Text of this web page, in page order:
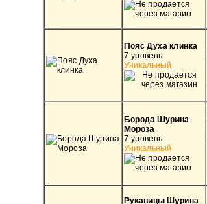
Пояс Духа клинка
7 уровень
Уникальный
Борода Шурина
Мороза
7 уровень
Уникальный
Рукавицы Шурина